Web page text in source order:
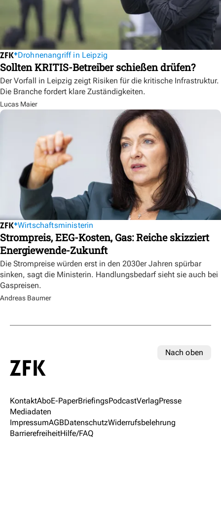
Drohnenangriff in Leipzig
Sollten KRITIS-Betreiber schießen drüfen?
Der Vorfall in Leipzig zeigt Risiken für die kritische Infrastruktur.
Die Branche fordert klare Zuständigkeiten.
Lucas Maier
Wirtschaftsministerin
Strompreis, EEG-Kosten, Gas: Reiche skizziert
Energiewende-Zukunft
Die Strompreise würden erst in den 2030er Jahren spürbar
sinken, sagt die Ministerin. Handlungsbedarf sieht sie auch bei
Gaspreisen.
Andreas Baumer
Nach oben
KontaktAboE-PaperBriefingsPodcastVerlagPresse
Mediadaten
ImpressumAGBDatenschutzWiderrufsbelehrung
BarrierefreiheitHilfe/FAQ